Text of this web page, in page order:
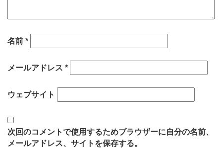
名前 *
メールアドレス *
ウェブサイト
次回のコメントで使用するためブラウザーに自分の名前、
メールアドレス、サイトを保存する。